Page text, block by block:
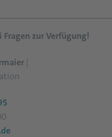
zur Verfügung!
|